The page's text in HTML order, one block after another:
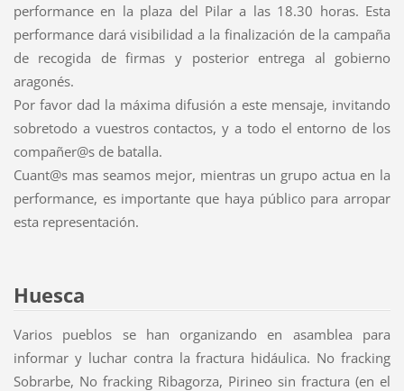
performance en la plaza del Pilar a las 18.30 horas. Esta
performance dará visibilidad a la finalización de la campaña
de recogida de firmas y posterior entrega al gobierno
aragonés.
Por favor dad la máxima difusión a este mensaje, invitando
sobretodo a vuestros contactos, y a todo el entorno de los
compañer@s de batalla.
Cuant@s mas seamos mejor, mientras un grupo actua en la
performance, es importante que haya público para arropar
esta representación.
Huesca
Varios pueblos se han organizando en asamblea para
informar y luchar contra la fractura hidáulica. No fracking
Sobrarbe, No fracking Ribagorza, Pirineo sin fractura (en el